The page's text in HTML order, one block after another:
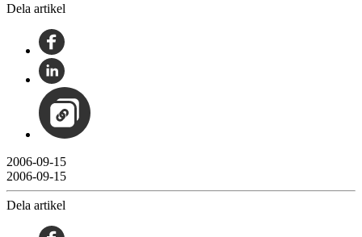
Dela artikel
2006-09-15
2006-09-15
Dela artikel